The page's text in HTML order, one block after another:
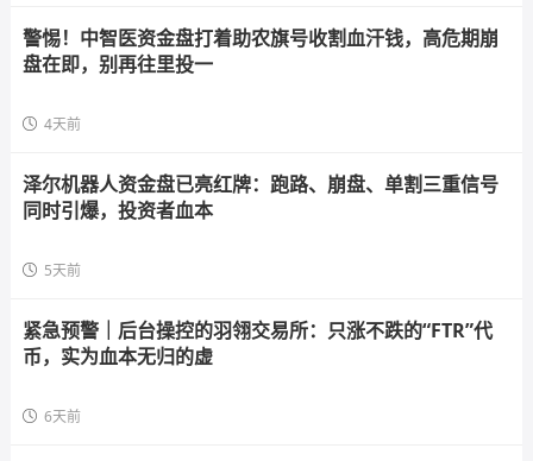
警惕！中智医资金盘打着助农旗号收割血汗钱，高危期崩
盘在即，别再往里投一
4天前
泽尔机器人资金盘已亮红牌：跑路、崩盘、单割三重信号
同时引爆，投资者血本
5天前
紧急预警｜后台操控的羽翎交易所：只涨不跌的“FTR”代
币，实为血本无归的虚
6天前